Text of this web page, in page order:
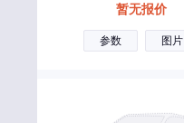
暂无报价
参数 图片
敏安汽车
摩登汽车